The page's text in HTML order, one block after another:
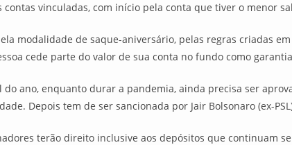
contas vinculadas, com início pela conta que tiver o menor
modalidade de saque-aniversário, pelas regras criadas
cede parte do valor de sua conta no fundo como
ano, enquanto durar a pandemia, ainda precisa ser
Depois tem de ser sancionada por Jair Bolsonaro (ex-
terão direito inclusive aos depósitos que continuam